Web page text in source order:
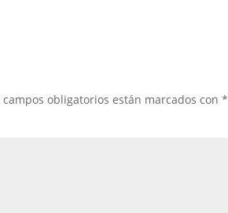
campos obligatorios están marcados con*